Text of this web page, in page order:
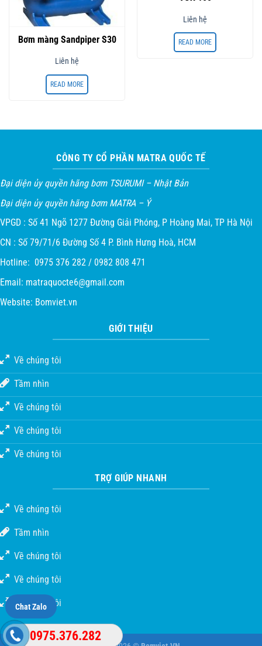
Bơm màng Sandpiper S30
Liên hệ
READ MORE
Liên hệ
READ MORE
CÔNG TY CỔ PHẦN MATRA QUỐC TẾ
Đại diện ủy quyền hãng bơm TSURUMI – Nhật Bản
Đại diện ủy quyền hãng bơm MATRA – Ý
VPGD : Số 41 Ngõ 1277 Đường Giải Phóng, P Hoàng Mai, TP Hà Nội
CN : Số 79/71/6 Đường Số 4 P. Bình Hưng Hoà, HCM
Hotline: 0975 376 282 / 0982 808 471
Email: matraquocte6@gmail.com
Website: Bomviet.vn
GIỚI THIỆU
Về chúng tôi
Tầm nhìn
Về chúng tôi
Về chúng tôi
Về chúng tôi
TRỢ GIÚP NHANH
Về chúng tôi
Tầm nhìn
Về chúng tôi
Về chúng tôi
Về chúng tôi
Chat Zalo
0975.376.282